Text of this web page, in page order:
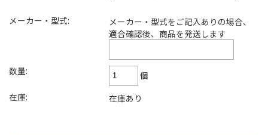
メーカー・型式:
メーカー・型式をご記入ありの場合、
適合確認後、商品を発送します
数量:
個
在庫:
在庫あり